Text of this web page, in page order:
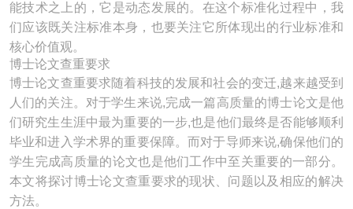
能技术之上的，它是动态发展的。在这个标准化过程中，我
们应该既关注标准本身，也要关注它所体现出的行业标准和
核心价值观。
博士论文查重要求
博士论文查重要求随着科技的发展和社会的变迁,越来越受到
人们的关注。对于学生来说,完成一篇高质量的博士论文是他
们研究生生涯中最为重要的一步,也是他们最终是否能够顺利
毕业和进入学术界的重要保障。而对于导师来说,确保他们的
学生完成高质量的论文也是他们工作中至关重要的一部分。
本文将探讨博士论文查重要求的现状、问题以及相应的解决
方法。